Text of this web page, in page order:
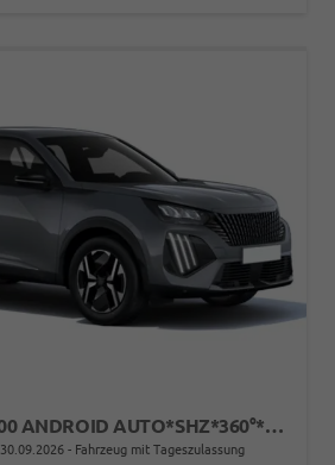
ALLURE TURBO100 ANDROID AUTO*SHZ*360°*TOTWINKEL*KLIMAAUTO
30.09.2026 Fahrzeug mit Tageszulassung